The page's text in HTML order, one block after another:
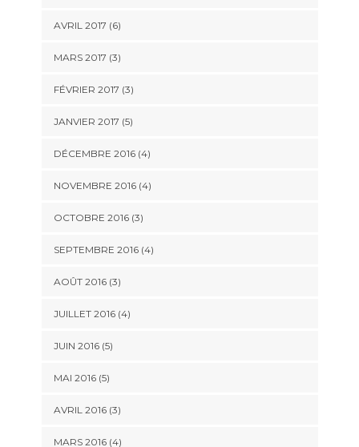
AVRIL 2017 (6)
MARS 2017 (3)
FÉVRIER 2017 (3)
JANVIER 2017 (5)
DÉCEMBRE 2016(4)
NOVEMBRE 2016(4)
OCTOBRE 2016(3)
SEPTEMBRE 2016(4)
AOÛT 2016(3)
JUILLET 2016(4)
JUIN 2016(5)
MAI 2016(5)
AVRIL 2016(3)
MARS 2016(4)